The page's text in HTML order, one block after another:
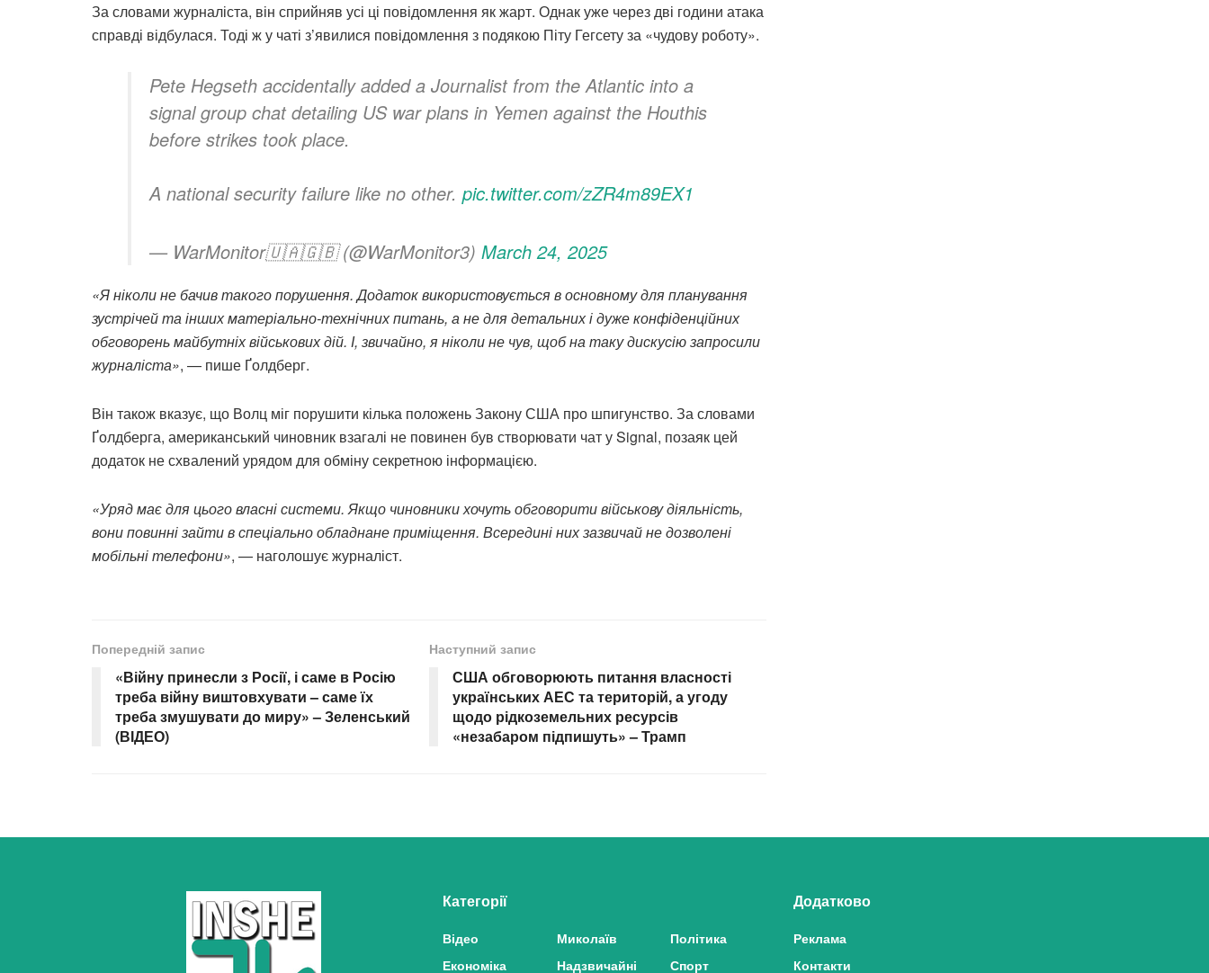
За словами журналіста, він сприйняв усі ці повідомлення як жарт. Однак уже через дві години атака
справді відбулася. Тоді ж у чаті з’явилися повідомлення з подякою Піту Гегсету за «чудову роботу».
Pete Hegseth accidentally added a Journalist from the Atlantic into a
signal group chat detailing US war plans in Yemen against the Houthis
before strikes took place.
A national security failure like no other. pic.twitter.com/zZR4m89EX1
— WarMonitor🇺🇦🇬🇧 (@WarMonitor3) March 24, 2025
«Я ніколи не бачив такого порушення. Додаток використовується в основному для планування
зустрічей та інших матеріально-технічних питань, а не для детальних і дуже конфіденційних
обговорень майбутніх військових дій. І, звичайно, я ніколи не чув, щоб на таку дискусію запросили
журналіста», — пише Ґолдберг.
Він також вказує, що Волц міг порушити кілька положень Закону США про шпигунство. За словами
Ґолдберга, американський чиновник взагалі не повинен був створювати чат у Signal, позаяк цей
додаток не схвалений урядом для обміну секретною інформацією.
«Уряд має для цього власні системи. Якщо чиновники хочуть обговорити військову діяльність,
вони повинні зайти в спеціально обладнане приміщення. Всередині них зазвичай не дозволені
мобільні телефони», — наголошує журналіст.
Попередній запис
«Війну принесли з Росії, і саме в Росію
треба війну виштовхувати – саме їх
треба змушувати до миру» – Зеленський
(ВІДЕО)
Наступний запис
США обговорюють питання власності
українських АЕС та територій, а угоду
щодо рідкоземельних ресурсів
«незабаром підпишуть» – Трамп
Категорії
Відео
Економіка
Миколаїв
Надзвичайні
Політика
Спорт
Додатково
Реклама
Контакти